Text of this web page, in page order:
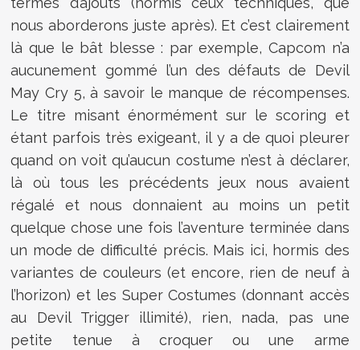
nous aborderons juste après). Et c’est clairement
là que le bât blesse : par exemple, Capcom n’a
aucunement gommé l’un des défauts de Devil
May Cry 5, à savoir le manque de récompenses.
Le titre misant énormément sur le scoring et
étant parfois très exigeant, il y a de quoi pleurer
quand on voit qu’aucun costume n’est à déclarer,
là où tous les précédents jeux nous avaient
régalé et nous donnaient au moins un petit
quelque chose une fois l’aventure terminée dans
un mode de difficulté précis. Mais ici, hormis des
variantes de couleurs (et encore, rien de neuf à
l’horizon) et les Super Costumes (donnant accès
au Devil Trigger illimité), rien, nada, pas une
petite tenue à croquer ou une arme